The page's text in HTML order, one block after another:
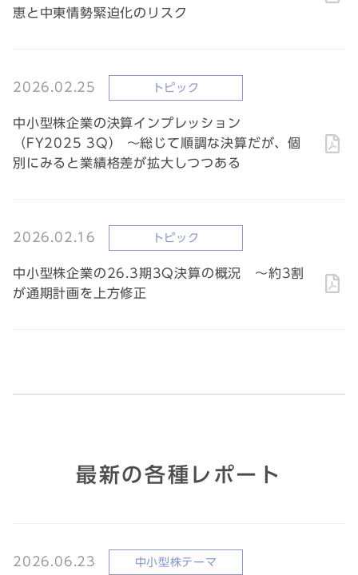
恵と中東情勢緊迫化のリスク
2026.02.25 トピック
中小型株企業の決算インプレッション
（FY2025 3Q） ～総じて順調な決算だが、個
別にみると業績格差が拡大しつつある
2026.02.16 トピック
中小型株企業の26.3期3Q決算の概況 ～約3割
が通期計画を上方修正
最新の各種レポート
2026.06.23 中小型株テーマ